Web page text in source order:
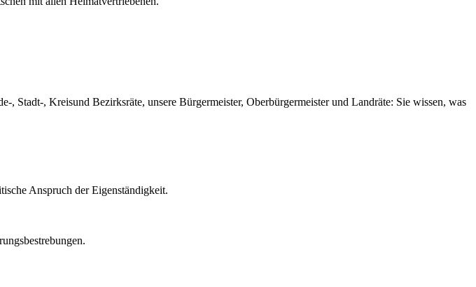
Stadt-, Kreisund Bezirksräte, unsere Bürgermeister, Oberbürgermeister und Landräte: Sie wissen, was
Anspruch der Eigenständigkeit.